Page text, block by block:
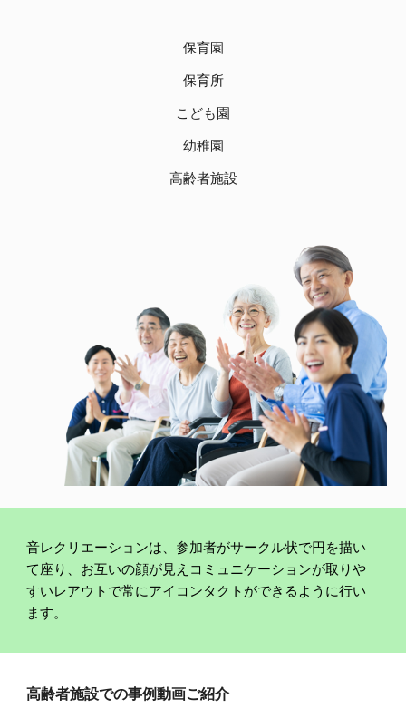
保育園
保育所
こども園
幼稚園
高齢者施設
音レクリエーションは、参加者がサークル状で円を描い
て座り、お互いの顔が見えコミュニケーションが取りや
すいレアウトで常にアイコンタクトができるように行い
ます。
高齢者施設での事例動画ご紹介